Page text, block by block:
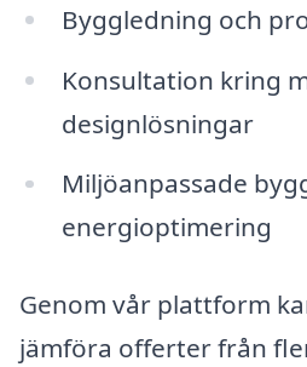
Byggledning och
Konsultation kring
designlösningar
Miljöanpassade
energioptimering
Genom vår plattform
jämföra offerter från